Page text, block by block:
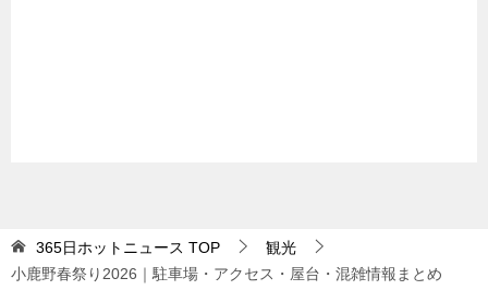
365日ホットニュース TOP
観光
小鹿野春祭り2026｜駐車場・アクセス・屋台・混雑情報まとめ